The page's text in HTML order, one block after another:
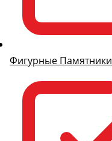
Фигурные Памятники